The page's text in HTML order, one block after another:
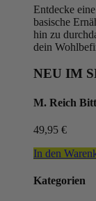
Entdecke
basische
hin zu
dein
NEU IM
M. Reich
49,95 €
In den
Kategorien